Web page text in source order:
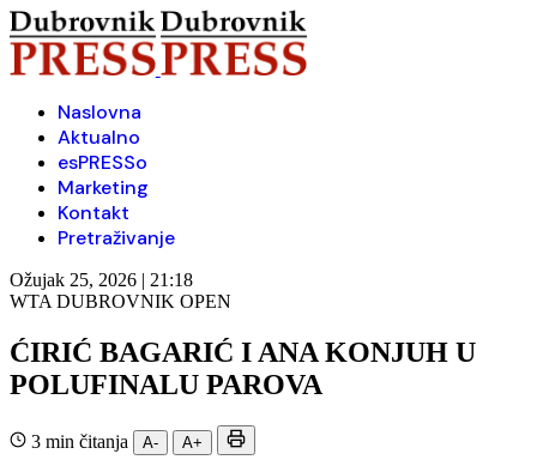
Naslovna
Aktualno
esPRESSo
Marketing
Kontakt
Pretraživanje
Ožujak 25, 2026 | 21:18
WTA DUBROVNIK OPEN
ĆIRIĆ BAGARIĆ I ANA KONJUH U
POLUFINALU PAROVA
3 min čitanja A- A+